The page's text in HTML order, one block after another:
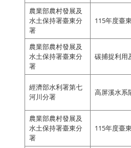
農業部農村發展及
水土保持署臺東分
署
115年度臺
農業部農村發展及
水土保持署臺東分
署
碳捕捉利用
經濟部水利署第七
河川分署
高屏溪水系
農業部農村發展及
水土保持署臺東分
署
115年度臺